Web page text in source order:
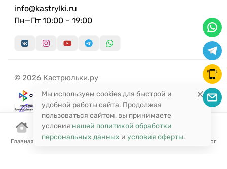
Главная Корзина Избранное Сравнение Поиск Каталог
info@kastrylki.ru
Пн—Пт 10:00 – 19:00
© 2026 Кастрюльки.ру
Мы используем cookies для быстрой и
удобной работы сайта. Продолжая
пользоваться сайтом, вы принимаете
условия нашей политикой обработки
персональных данных и условия оферты.